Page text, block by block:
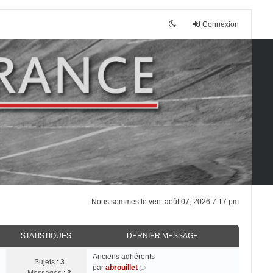
Connexion
Nous sommes le ven. août 07, 2026 7:17 pm
STATISTIQUES DERNIER MESSAGE
Sujets : 3
Anciens adhérents
par abrouillet